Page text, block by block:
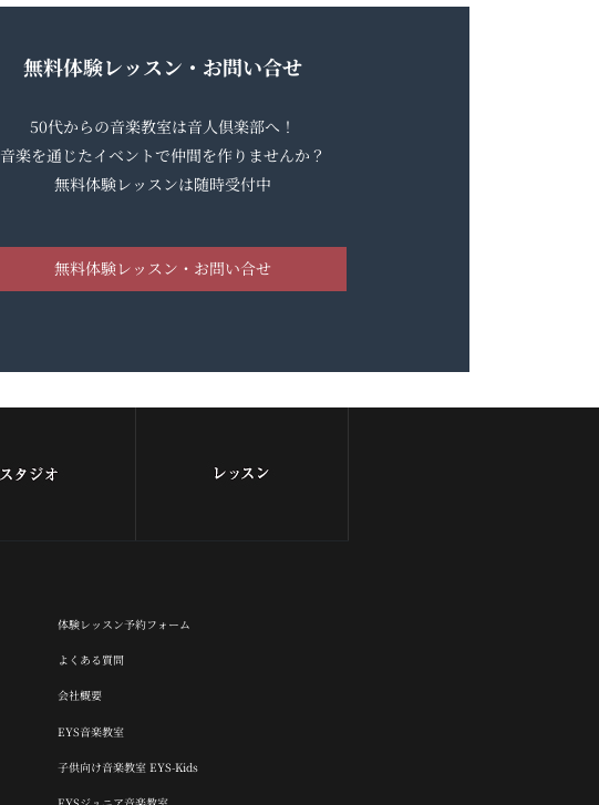
無料体験レッスン・お問い合せ
50代からの音楽教室は音人倶楽部へ！
音楽を通じたイベントで仲間を作りませんか？
無料体験レッスンは随時受付中
無料体験レッスン・お問い合せ
体験レッスン予約フォーム
よくある質問
会社概要
EYS音楽教室
子供向け音楽教室 EYS-Kids